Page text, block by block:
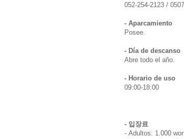
052-254-2123 /
- Aparcamiento
Posee.
- Día de descanso
Abre todo el año.
- Horario de uso
09:00-18:00
- 입장료
- Adultos: 1.000